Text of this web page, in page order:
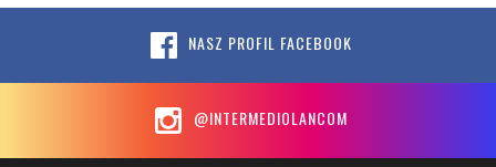
NASZ PROFIL FACEBOOK
@INTERMEDIOLANCOM